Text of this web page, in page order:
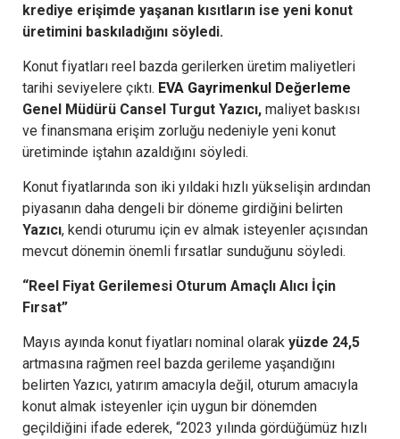
krediye erişimde yaşanan kısıtların ise yeni konut
üretimini baskıladığını söyledi.
Konut fiyatları reel bazda gerilerken üretim maliyetleri
tarihi seviyelere çıktı. EVA Gayrimenkul Değerleme
Genel Müdürü Cansel Turgut Yazıcı, maliyet baskısı
ve finansmana erişim zorluğu nedeniyle yeni konut
üretiminde iştahın azaldığını söyledi.
Konut fiyatlarında son iki yıldaki hızlı yükselişin ardından
piyasanın daha dengeli bir döneme girdiğini belirten
Yazıcı, kendi oturumu için ev almak isteyenler açısından
mevcut dönemin önemli fırsatlar sunduğunu söyledi.
“Reel Fiyat Gerilemesi Oturum Amaçlı Alıcı İçin
Fırsat”
Mayıs ayında konut fiyatları nominal olarak yüzde 24,5
artmasına rağmen reel bazda gerileme yaşandığını
belirten Yazıcı, yatırım amacıyla değil, oturum amacıyla
konut almak isteyenler için uygun bir dönemden
geçildiğini ifade ederek, “2023 yılında gördüğümüz hızlı